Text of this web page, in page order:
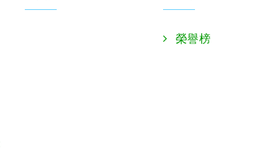
榮譽榜